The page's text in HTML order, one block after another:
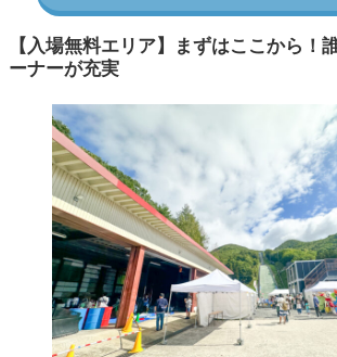
【入場無料エリア】まずはここから！
ーナーが充実